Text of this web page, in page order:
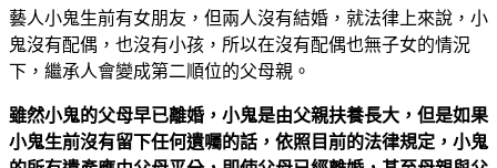
藝人小鬼生前有女朋友，但兩人沒有結婚，就法律上來說，小
鬼沒有配偶，也沒有小孩，所以在沒有配偶也無子女的情況
下，繼承人會變成第二順位的父母親。
雖然小鬼的父母早已離婚，小鬼是由父親扶養長大，但是如果
小鬼生前沒有留下任何遺囑的話，依照目前的法律規定，小鬼